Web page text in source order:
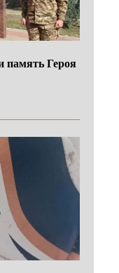
память Героя